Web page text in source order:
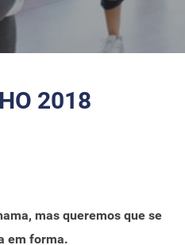
2018
mas queremos que se
em forma.